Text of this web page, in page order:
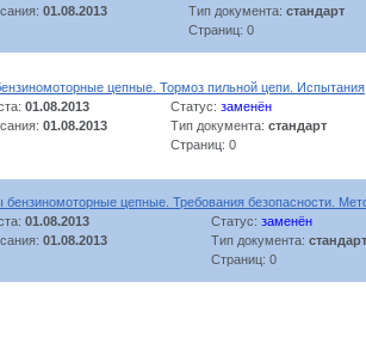
01.08.2013 Тип документа: стандарт
Страниц: 0
цепные. Тормоз пильной цепи. Испытания
01.08.2013 Статус: заменён
01.08.2013 Тип документа: стандарт
Страниц: 0
бензиномоторные цепные. Требования безопасности.
01.08.2013 Статус: заменён
01.08.2013 Тип документа: стандарт
Страниц: 0